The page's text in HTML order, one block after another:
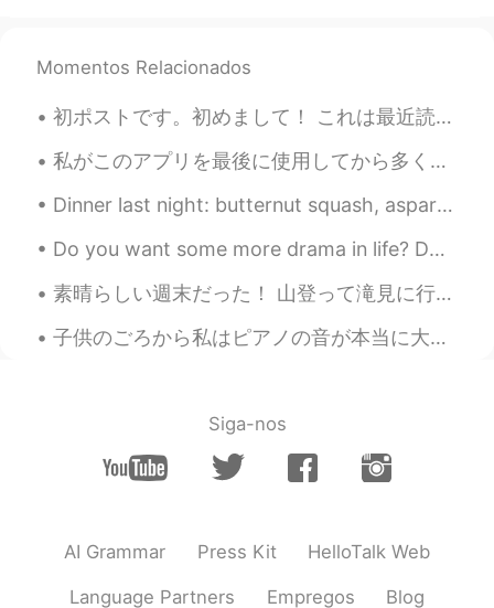
you doing for Christmas? Mao: I’m going
out. Ernest: Ohhh... 😏 Mao: 😂 I’m having
Mexican food. I love beans! But do you
know osechi, New Years food? There’s a
bean dish called Kuromame. Strangely it’s
my least favorite osechi dish.
ピカピン 2021.01.06 15:41
JP EN
@ernestあ、お節は作れません🤣 I meant
I don’t really like おせち.lol 料理は、料理の
本やクックパッドなどで覚えましたよ😄
Can I ask a question? Is it better to say
“that’s” my least favorite osechi instead
of “it’s” my blah blah?
EN JP
@ピカピン そうです！😃全部作りました。
Momentos Relacionados
初ポストです。初めまして！ これは最近読んだ本です。雨の日、家でお茶を飲みながら本を読むのが最高ですね😊 みなさん、好きな作家がいますか？ Here are some books I've ...
私がこのアプリを最後に使用してから多くのことが起こりました。 ２年前の10月、2羽兎が買いました。 今年の１月、大学を卒業しました。それに、前の犬が亡くなりました。とても悲しかったです。 ...
Dinner last night: butternut squash, asparagus, mushrooms, onions & sausage sauteed in Harissa (s...
Do you want some more drama in life? Do you want to spice things up? Where’s your beef? これらは英語の...
素晴らしい週末だった！ 山登って滝見に行った。 家の近くの一番かっこいい滝だと思う。 鏡みたいな湖だから、"mirror lake"と呼ばれる。超緑。 I had a wonderful...
子供のごろから私はピアノの音が本当に大好きだったからお金がなくても頑張ってお金を貯めて中古ピアノが買えました！そして、ピアノの先生を支払うためにお金がなかったです。だから独学で少しでも学べました...
Siga-nos
AI Grammar Press Kit HelloTalk Web
Language Partners Empregos Blog